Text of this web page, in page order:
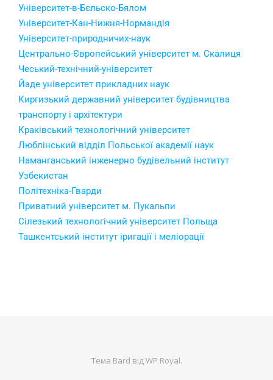
Університет-в-Бєльско-Бялом
Університет-Кан-Нижня-Нормандія
Університет-природничих-наук
Центрально-Європейський університет м. Скалиця
Чеський-технічний-університет
Йаде університет прикладних наук
Киргизький державний університет будівництва
транспорту і архітектури
Краківський технологічний університет
Люблінський відділ Польської академії наук
Наманганський інженерно будівельний інститут
Узбекистан
Політехніка-Гварди
Приватний університет м. Пукальпи
Сілезький технологічний університет Польща
Ташкентський інститут іригації і меліорації
Тема Bard відWP Royal.